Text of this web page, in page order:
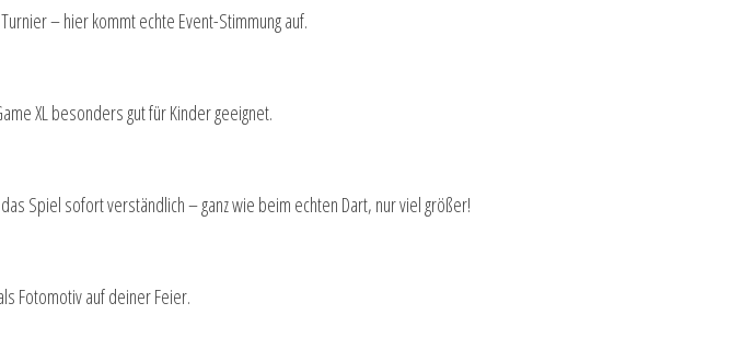
– hier kommt echte Event-Stimmung auf.
XL besonders gut für Kinder geeignet.
Spiel sofort verständlich – ganz wie beim echten Dart, nur viel größer!
Fotomotiv auf deiner Feier.